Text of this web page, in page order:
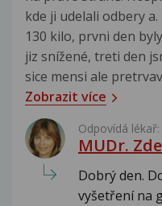
kde ji udelali odbery
130 kilo, prvni den
jiz snížené, treti den
sice mensi ale
Zobrazit více
Odpovídá lékař:
MUDr.
Dobrý den.
vyšetření na